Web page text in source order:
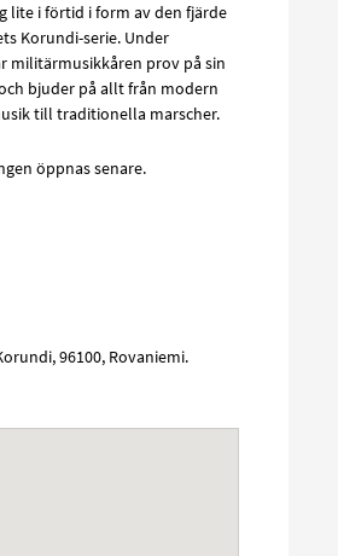
lite i förtid i form av den fjärde
Korundi-serie. Under
militärmusikkåren prov på sin
bjuder på allt från modern
till traditionella marscher.
öppnas senare.
,96100, Rovaniemi.